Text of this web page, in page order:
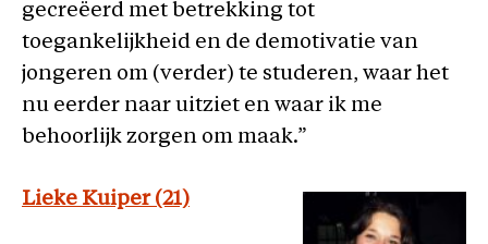
gecreëerd met betrekking tot
toegankelijkheid en de demotivatie van
jongeren om (verder) te studeren, waar het
nu eerder naar uitziet en waar ik me
behoorlijk zorgen om maak.”
Lieke Kuiper (21)